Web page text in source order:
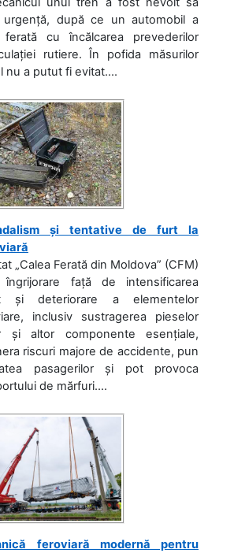
după ce un automobil a
cu încălcarea prevederilor
rutiere. În pofida măsurilor
nu a putut fi evitat....
și tentative de furt la
„Calea Ferată din Moldova” (CFM)
față de intensificarea
și deteriorare a elementelor
inclusiv sustragerea pieselor
și altor componente esențiale,
riscuri majore de accidente, pun
pasagerilor și pot provoca
de mărfuri....
feroviară modernă pentru